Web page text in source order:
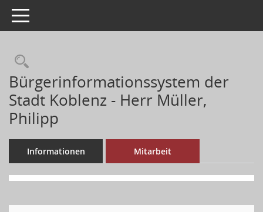
Toggle navigation
Bürgerinformationssystem der
Stadt Koblenz - Herr Müller,
Philipp
Informationen Mitarbeit